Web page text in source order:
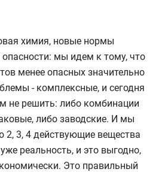
химия, новые нормы
мы идем к тому, что
менее опасных значительно
- комплексные, и сегодня
не решить: либо комбинации
либо заводские. И мы
2, 3, 4 действующие вещества
реальность, и это выгодно,
Это правильный